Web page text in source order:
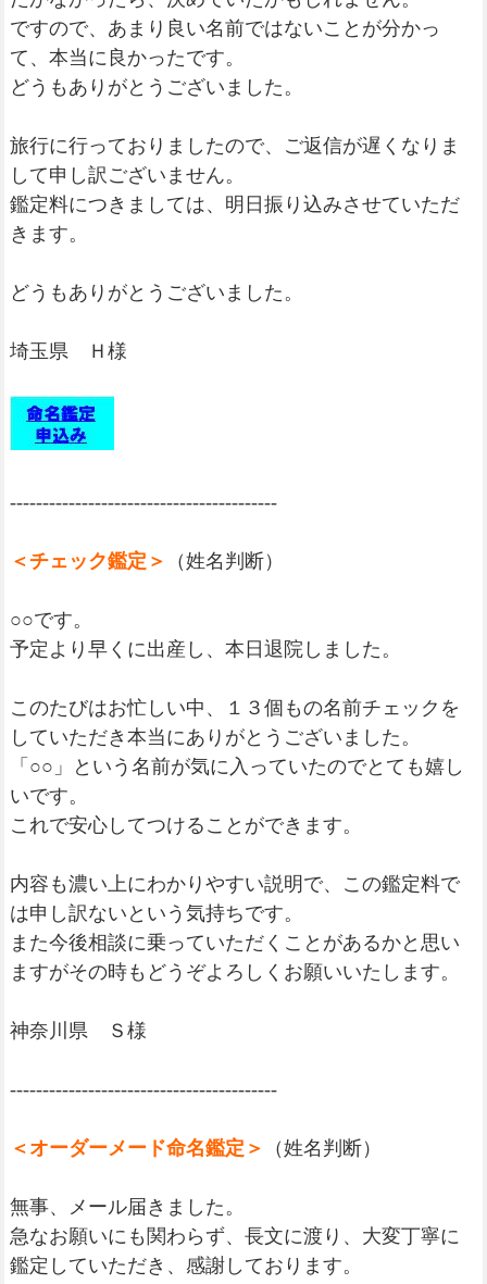
ですので、あまり良い名前ではないことが分かっ
て、本当に良かったです。
どうもありがとうございました。
旅行に行っておりましたので、ご返信が遅くなりま
して申し訳ございません。
鑑定料につきましては、明日振り込みさせていただ
きます。
どうもありがとうございました。
埼玉県 Ｈ様
-----------------------------------------
＜チェック鑑定＞ （姓名判断）
○○です。
予定より早くに出産し、本日退院しました。
このたびはお忙しい中、１３個もの名前チェックを
していただき本当にありがとうございました。
「○○」という名前が気に入っていたのでとても嬉し
いです。
これで安心してつけることができます。
内容も濃い上にわかりやすい説明で、この鑑定料で
は申し訳ないという気持ちです。
また今後相談に乗っていただくことがあるかと思い
ますがその時もどうぞよろしくお願いいたします。
神奈川県 Ｓ様
-----------------------------------------
＜オーダーメード命名鑑定＞ （姓名判断）
無事、メール届きました。
急なお願いにも関わらず、長文に渡り、大変丁寧に
鑑定していただき、感謝しております。